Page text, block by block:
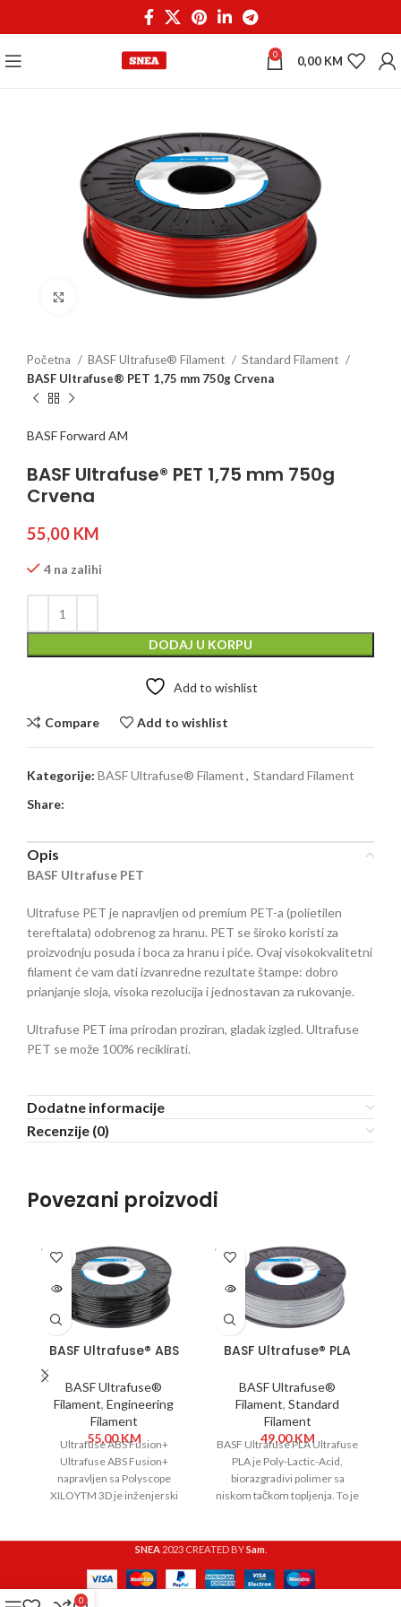
0 0,00 KM
Click to enlarge
Početna BASF Ultrafuse® Filament
Standard Filament
BASF Ultrafuse® PET 1,75 mm 750g Crvena
BASF Forward AM
BASF Ultrafuse® PET 1,75 mm 750g
Crvena
55,00 KM
4 na zalihi
DODAJ U KORPU
Add to wishlist
Compare Add to wishlist
Kategorije: BASF Ultrafuse® Filament, Standard Filament
Share:
Opis
BASF Ultrafuse PET
Ultrafuse PET je napravljen od premium PET-a (polietilen
tereftalata) odobrenog za hranu. PET se široko koristi za
proizvodnju posuda i boca za hranu i piće. Ovaj visokokvalitetni
filament će vam dati izvanredne rezultate štampe: dobro
prianjanje sloja, visoka rezolucija i jednostavan za rukovanje.
Ultrafuse PET ima prirodan proziran, gladak izgled. Ultrafuse
PET se može 100% reciklirati.
Dodatne informacije
Recenzije (0)
Povezani proizvodi
SOLD
OUT
BASF Ultrafuse® ABS
Fusion+ 1,75 mm 750g
Black
BASF Ultrafuse®
Filament, Engineering
Filament
55,00KM
Ultrafuse ABS Fusion+
Ultrafuse ABS Fusion+
napravljen sa Polyscope
XILOYTM 3D je inženjerski
SOLD
OUT
BASF Ultrafuse® PLA
BASF Ultrafuse®
Filament, Standard
Filament
49,00KM
BASF Ultrafuse PLA Ultrafuse
PLA je Poly-Lactic-Acid,
biorazgradivi polimer sa
niskom tačkom topljenja. To je
SNEA 2023 CREATED BYSam.
0